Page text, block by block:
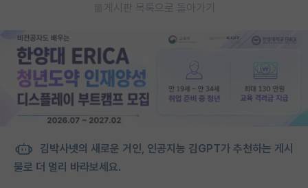
게시판 목록으로 돌아가기
김박사넷의 새로운 거인, 인공지능 김GPT가 추천하는 게시
물로 더 멀리 바라보세요.